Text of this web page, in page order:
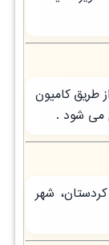
طریق کامیون
می شود .
شهر